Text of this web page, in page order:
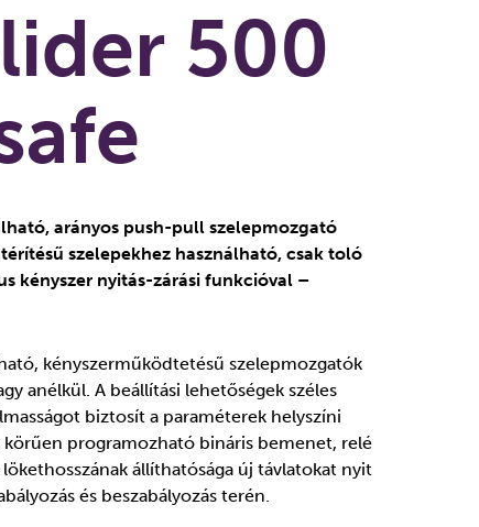
500
arányos push-pull szelepmozgató
szelepekhez használható, csak toló
kényszer nyitás-zárási funkcióval –
kényszerműködtetésű szelepmozgatók
anélkül. A beállítási lehetőségek széles
biztosít a paraméterek helyszíni
körűen programozható bináris bemenet, relé
lökethosszának állíthatósága új távlatokat nyit
és beszabályozás terén.